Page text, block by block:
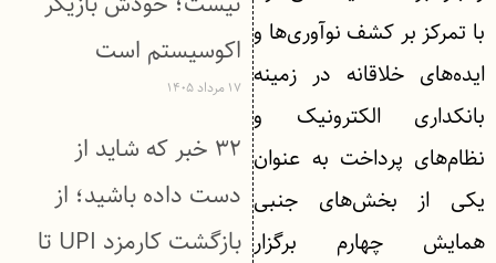
با تمرکز بر کشف نوآوری‌ها و
ایده‌های خلاقانه در زمینه
بانکداری الکترونیک و
نظام‌های پرداخت به عنوان
یکی از بخش‌های جنبی
همایش چهارم برگزار
اکوسیستم است
۱۷ مرداد ۱۴۰۵
۳۲ خبر که شاید از
دست داده باشید؛ از
بازگشت کارمزد UPI تا